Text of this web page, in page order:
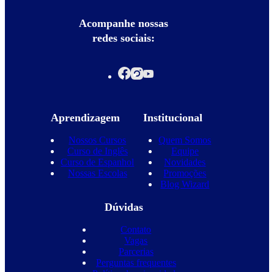
Acompanhe nossas
redes sociais:
Aprendizagem
Nossos Cursos
Curso de Inglês
Curso de Espanhol
Nossas Escolas
Institucional
Quem Somos
Equipe
Novidades
Promoções
Blog Wizard
Dúvidas
Contato
Vagas
Parcerias
Perguntas frequentes